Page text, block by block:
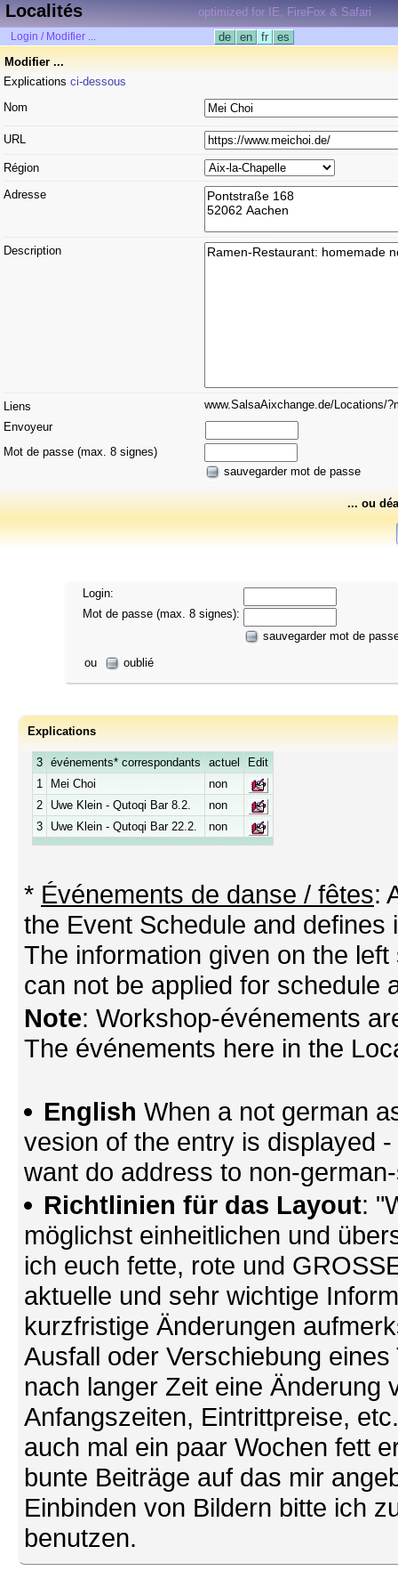
Localités optimized for IE, FireFox & Safari
Login / Modifier ... de en fr
es
Modifier ...
Explications ci-dessous
Nom
URL
Région
Adresse
Description
Liens
www.SalsaAixchange.de/Locations/
Envoyeur
Mot de passe (max. 8 signes)
sauvegarder mot de passe
... ou
Login:
Mot de passe (max. 8 signes):
sauvegarder mot de
ou
oublié
Explications
3 événements* correspondants actuel
Edit
1
Mei Choi
non
2
Uwe Klein - Qutoqi Bar 8.2.
non
3
Uwe Klein - Qutoqi Bar 22.2. non
* Événements de danse / fêtes:
the Event Schedule and
The information given on the
can not be applied for schedule
Note: Workshop-événements
The événements here in the
English When a not german
vesion of the entry is displayed
want do address to non-
Richtlinien für das Layout:
möglichst einheitlichen und
ich euch fette, rote und
aktuelle und sehr wichtige
kurzfristige Änderungen
Ausfall oder Verschiebung
nach langer Zeit eine Änderung
Anfangszeiten, Eintrittpreise,
auch mal ein paar Wochen fett
bunte Beiträge auf das mir
Einbinden von Bildern bitte ich
benutzen.